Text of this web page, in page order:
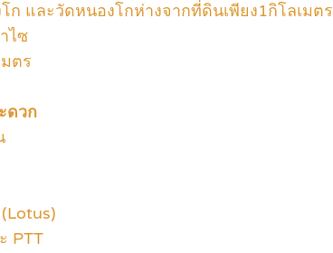
ก และวัดหนองโกห่างจากที่ดินเพียง1กิโลเมตร
ไซ
ตร
ดวก
PTT